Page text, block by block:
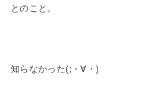
とのこと。
知らなかった(;・∀・)